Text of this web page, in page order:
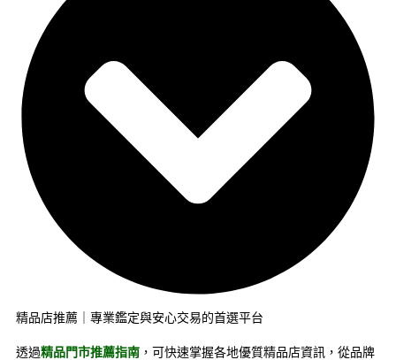
精品店推薦｜專業鑑定與安心交易的首選平台
透過精品門市推薦指南 ，可快速掌握各地優質精品店資訊，從品牌